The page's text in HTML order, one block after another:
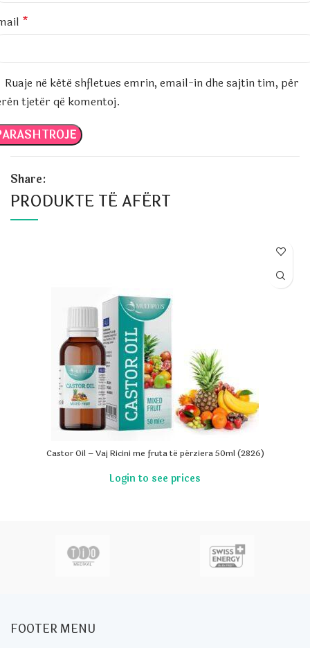
*
Ruaje në këtë shfletues emrin, email-in dhe sajtin tim, për
tjetër që komentoj.
Share:
PRODUKTE TË AFËRT
Castor Oil – Vaj Ricini me fruta të përziera 50ml (2826)
FOOTER MENU